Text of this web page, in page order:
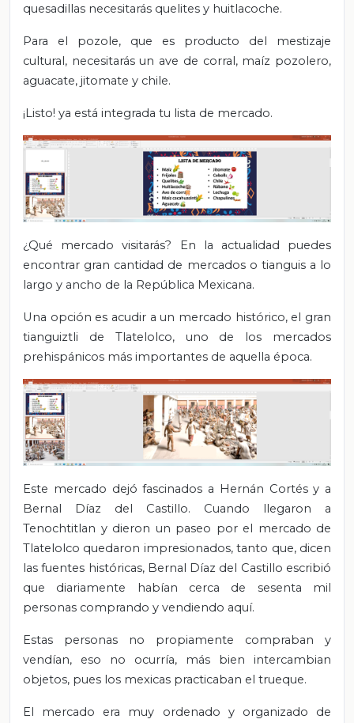
quesadillas necesitarás quelites y huitlacoche.
Para el pozole, que es producto del mestizaje
cultural, necesitarás un ave de corral, maíz pozolero,
aguacate, jitomate y chile.
¡Listo! ya está integrada tu lista de mercado.
¿Qué mercado visitarás? En la actualidad puedes
encontrar gran cantidad de mercados o tianguis a lo
largo y ancho de la República Mexicana.
Una opción es acudir a un mercado histórico, el gran
tianguiztli de Tlatelolco, uno de los mercados
prehispánicos más importantes de aquella época.
Este mercado dejó fascinados a Hernán Cortés y a
Bernal Díaz del Castillo. Cuando llegaron a
Tenochtitlan y dieron un paseo por el mercado de
Tlatelolco quedaron impresionados, tanto que, dicen
las fuentes históricas, Bernal Díaz del Castillo escribió
que diariamente habían cerca de sesenta mil
personas comprando y vendiendo aquí.
Estas personas no propiamente compraban y
vendían, eso no ocurría, más bien intercambian
objetos, pues los mexicas practicaban el trueque.
El mercado era muy ordenado y organizado de